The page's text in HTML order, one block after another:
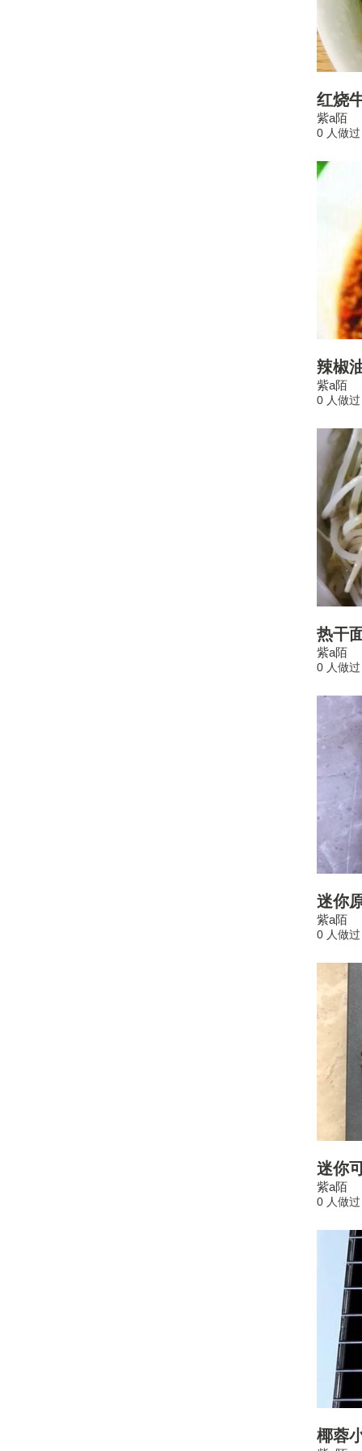
红烧
紫a陌
0 人做过
辣椒
紫a陌
0 人做过
热干
紫a陌
0 人做过
迷你
紫a陌
0 人做过
迷你
紫a陌
0 人做过
椰蓉